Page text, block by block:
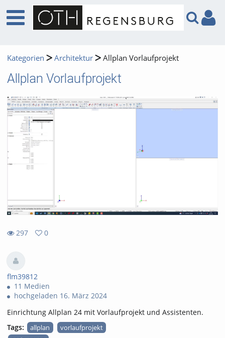
Kategorien Architektur Allplan Vorlaufprojekt
Allplan Vorlaufprojekt
297
views
0
favorites
flm39812
11 Medien
hochgeladen 16. März 2024
Einrichtung Allplan 24 mit Vorlaufprojekt und Assistenten.
Tags:
allplan
vorlaufprojekt